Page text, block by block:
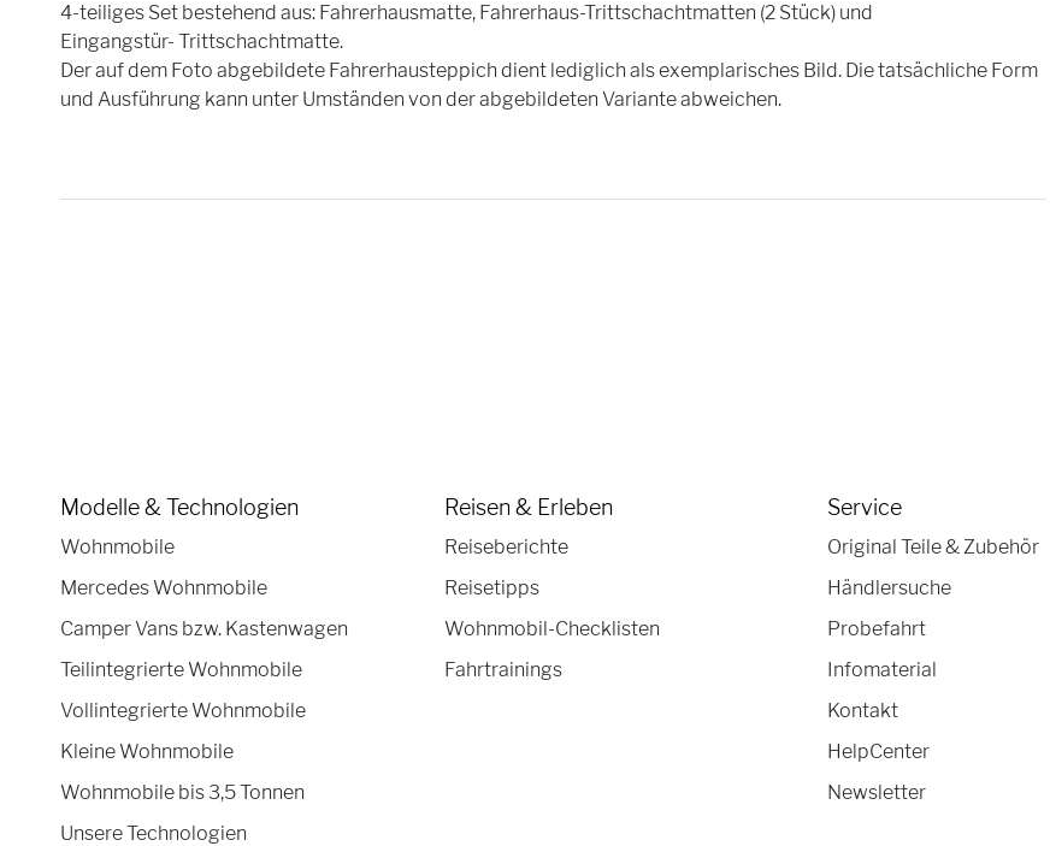
4-teiliges Set bestehend aus: Fahrerhausmatte, Fahrerhaus-Trittschachtmatten (2 Stück) und
Eingangstür- Trittschachtmatte.
Der auf dem Foto abgebildete Fahrerhausteppich dient lediglich als exemplarisches Bild. Die tatsächliche Form
und Ausführung kann unter Umständen von der abgebildeten Variante abweichen.
Modelle & Technologien
Wohnmobile
Mercedes Wohnmobile
Camper Vans bzw. Kastenwagen
Teilintegrierte Wohnmobile
Vollintegrierte Wohnmobile
Kleine Wohnmobile
Wohnmobile bis 3,5 Tonnen
Unsere Technologien
Reisen & Erleben
Reiseberichte
Reisetipps
Wohnmobil-Checklisten
Fahrtrainings
Service
Original Teile & Zubehör
Händlersuche
Probefahrt
Infomaterial
Kontakt
HelpCenter
Newsletter